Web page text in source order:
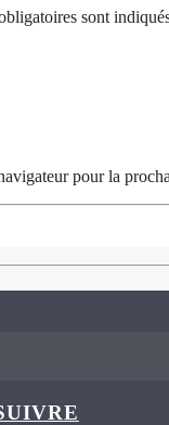
sont
pour la